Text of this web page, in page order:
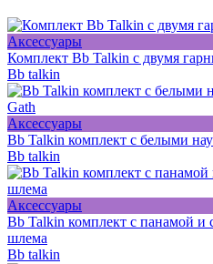
Аксессуары
Комплект Bb Talkin с двумя
Bb talkin
Аксессуары
Bb Talkin комплект с белыми
Bb talkin
Аксессуары
Bb Talkin комплект с панамой и
шлема
Bb talkin